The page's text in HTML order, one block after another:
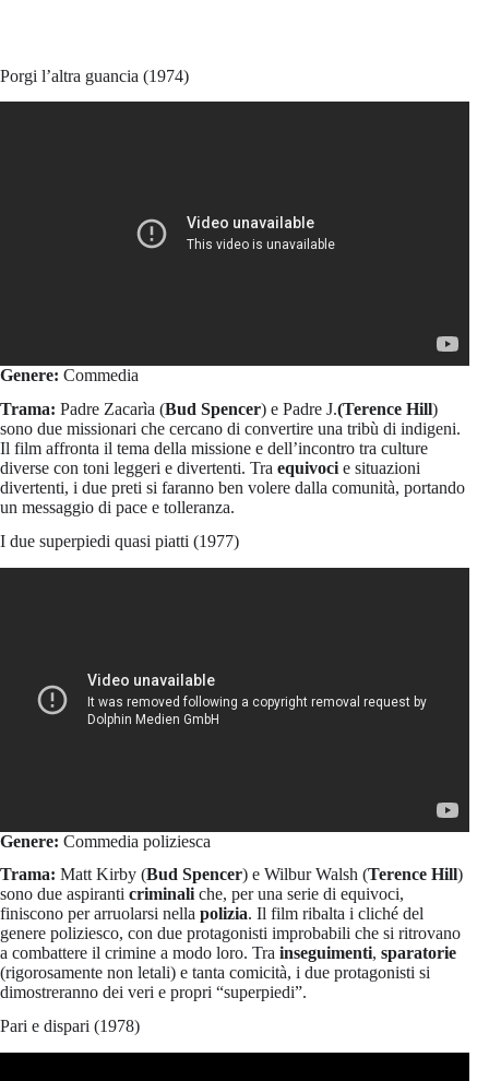
Porgi l’altra guancia (1974)
Genere: Commedia
Trama: Padre Zacarìa (Bud Spencer) e Padre J.(Terence Hill)
sono due missionari che cercano di convertire una tribù di indigeni.
Il film affronta il tema della missione e dell’incontro tra culture
diverse con toni leggeri e divertenti. Tra equivoci e situazioni
divertenti, i due preti si faranno ben volere dalla comunità, portando
un messaggio di pace e tolleranza.
I due superpiedi quasi piatti (1977)
Genere: Commedia poliziesca
Trama: Matt Kirby (Bud Spencer) e Wilbur Walsh (Terence Hill)
sono due aspiranti criminali che, per una serie di equivoci,
finiscono per arruolarsi nella polizia. Il film ribalta i cliché del
genere poliziesco, con due protagonisti improbabili che si ritrovano
a combattere il crimine a modo loro. Tra inseguimenti, sparatorie
(rigorosamente non letali) e tanta comicità, i due protagonisti si
dimostreranno dei veri e propri “superpiedi”.
Pari e dispari (1978)